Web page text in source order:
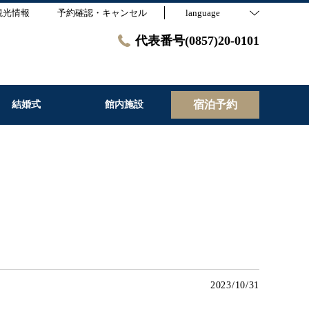
光情報 予約確認・キャンセル language
代表番号(0857)20-0101
結婚式 館内施設 宿泊予約
2023/10/31